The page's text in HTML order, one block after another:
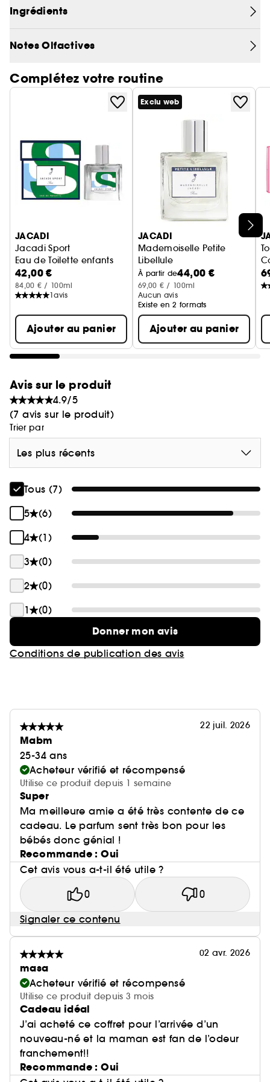
habillé de bleu
Ingrédients
Notes Olfactives
Complétez votre routine
JACADI
Jacadi Sport
Eau de Toilette enfants
42,00 €
84,00 € / 100ml
1avis
Ajouter au panier
Exclu web
JACADI
Mademoiselle Petite
Libellule
Eau De Toilette
À partir de44,00 €
69,00 € / 100ml
Aucun avis
Existe en 2 formats
Ajouter au panier
Avis sur le produit
4.9/5
(7 avis sur le produit)
Trier par
Les plus récents
Tous (7)
5
(6)
4
(1)
3
(0)
2
(0)
1
(0)
Donner mon avis
Conditions de publication des avis
22 juil. 2026
Mabm
25-34 ans
Acheteur vérifié et récompensé
Utilise ce produit depuis 1 semaine
Super
Ma meilleure amie a été très contente de ce
cadeau. Le parfum sent très bon pour les
bébés donc génial !
Recommande : Oui
Cet avis vous a-t-il été utile ?
0 0
Signaler ce contenu
02 avr. 2026
masa
Acheteur vérifié et récompensé
Utilise ce produit depuis 3 mois
Cadeau idéal
J’ai acheté ce coffret pour l’arrivée d’un
nouveau-né et la maman est fan de l’odeur
franchement!!
Recommande : Oui